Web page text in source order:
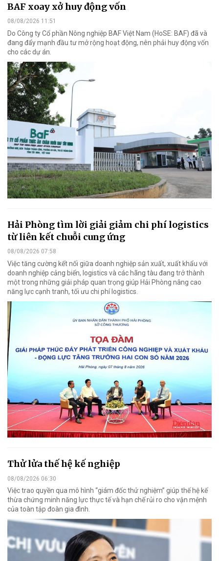
BAF xoay xở huy động vốn
08/08/2026 11:51
Do Công ty Cổ phần Nông nghiệp BAF Việt Nam (HoSE: BAF) đã và
đang đẩy mạnh đầu tư mở rộng hoạt động, nên phải huy động vốn
cho các dự án.
Hải Phòng tìm lời giải giảm chi phí logistics
từ liên kết chuỗi cung ứng
08/08/2026 07:58
Việc tăng cường kết nối giữa doanh nghiệp sản xuất, xuất khẩu với
doanh nghiệp cảng biển, logistics và các hãng tàu đang trở thành
một trong những giải pháp quan trọng giúp Hải Phòng nâng cao
năng lực cạnh tranh, tối ưu chi phí logistics.
Thử lửa thế hệ kế nghiệp
08/08/2026 06:30
Việc trao quyền qua mô hình “giám đốc thử nghiệm” giúp thế hệ kế
thừa chứng minh năng lực thực tế và hạn chế rủi ro cho vận mệnh
của toàn tập đoàn gia đình.